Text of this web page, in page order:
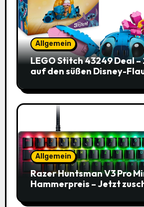
Allgemein
LEGO Stitch 43249 Deal
auf den süßen Disney-
Allgemein
Razer Huntsman V3 Pro
Hammerpreis – Jetzt